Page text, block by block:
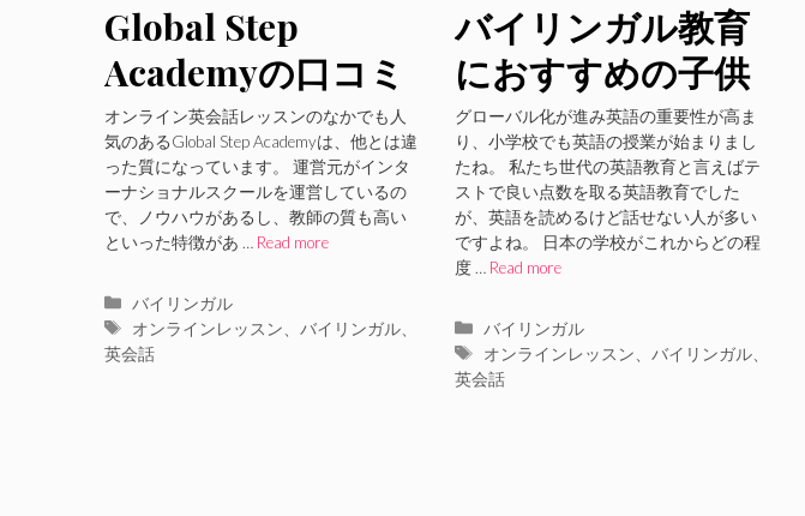
Global Step
Academyの口コミ
レビュー評判・学
校を運営している
ノウハウで高品質
レッスンを展開中
オンライン英会話レッスンのなかでも人
気のあるGlobal Step Academyは、他とは違
った質になっています。 運営元がインタ
ーナショナルスクールを運営しているの
で、ノウハウがあるし、教師の質も高い
といった特徴があ … Read more
カ
テ
ゴ
バイリンガル
タ
グ
オンラインレッスン 、バイリンガル
英会話
バイリンガル教育
におすすめの子供
英会話オンライン
スクール７選
グローバル化が進み英語の重要性が高ま
り、小学校でも英語の授業が始まりまし
たね。 私たち世代の英語教育と言えばテ
ストで良い点数を取る英語教育でした
が、英語を読めるけど話せない人が多い
ですよね。 日本の学校がこれからどの程
度 … Read more
カ
テ
ゴ
バイリンガル
タ
グ
オンラインレッスン バイリンガル、
英会話